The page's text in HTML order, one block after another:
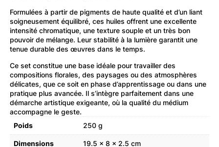
Formulées à partir de pigments de haute qualité et d’un liant
soigneusement équilibré, ces huiles offrent une excellente
intensité chromatique, une texture souple et un très bon
pouvoir de mélange. Leur stabilité à la lumière garantit une
tenue durable des œuvres dans le temps.
Ce set constitue une base idéale pour travailler des
compositions florales, des paysages ou des atmosphères
délicates, que ce soit en phase d’apprentissage ou dans une
pratique plus avancée. Il s’intègre parfaitement dans une
démarche artistique exigeante, où la qualité du médium
accompagne le geste.
Poids
250 g
Dimensions 19.5 × 8 × 2.5 cm